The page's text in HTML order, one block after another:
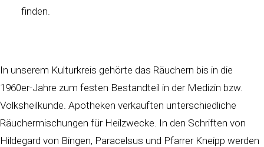
finden.
In unserem Kulturkreis gehörte das Räuchern bis in die
1960er-Jahre zum festen Bestandteil in der Medizin bzw.
Volksheilkunde. Apotheken verkauften unterschiedliche
Räuchermischungen für Heilzwecke. In den Schriften von
Hildegard von Bingen, Paracelsus und Pfarrer Kneipp werden